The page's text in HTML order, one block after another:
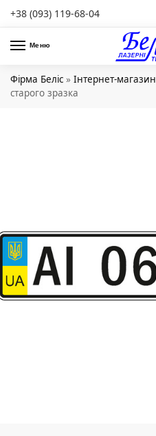
+38 (093) 119-68-04
Меню
Фірма Беліс » Інтернет-магазин
старого зразка